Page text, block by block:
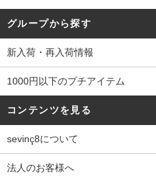
グループから探す
新入荷・再入荷情報
1000円以下のプチアイテム
コンテンツを見る
sevinç8について
法人のお客様へ